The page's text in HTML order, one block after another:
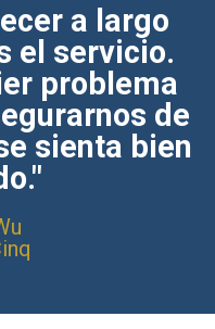
a largo
el servicio.
problema
de
sienta bien